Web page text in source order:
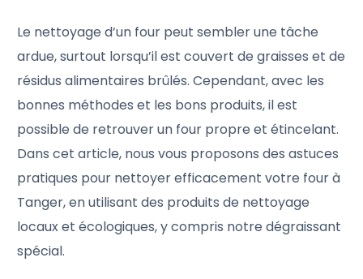
Le nettoyage d’un four peut sembler une tâche
ardue, surtout lorsqu’il est couvert de graisses et de
résidus alimentaires brûlés. Cependant, avec les
bonnes méthodes et les bons produits, il est
possible de retrouver un four propre et étincelant.
Dans cet article, nous vous proposons des astuces
pratiques pour nettoyer efficacement votre four à
Tanger, en utilisant des produits de nettoyage
locaux et écologiques, y compris notre dégraissant
spécial.